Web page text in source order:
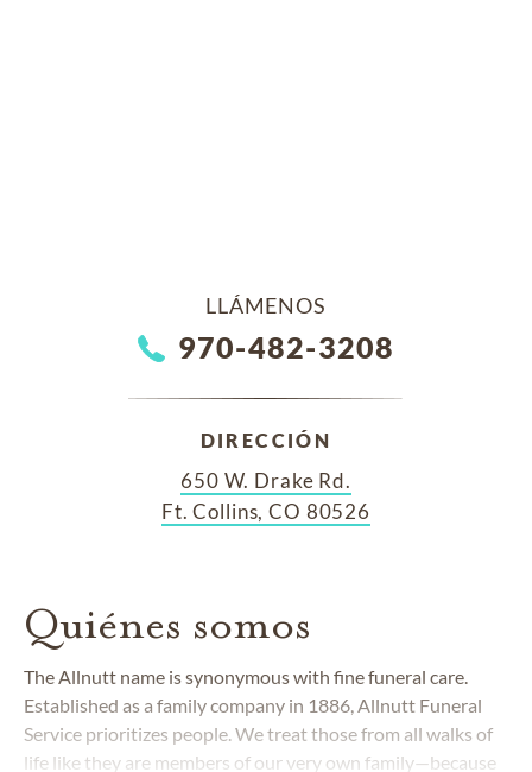
LLÁMENOS
970-482-3208
DIRECCIÓN
650 W. Drake Rd.
Ft. Collins, CO 80526
Quiénes somos
The Allnutt name is synonymous with fine funeral care.
Established as a family company in 1886, Allnutt Funeral
Service prioritizes people. We treat those from all walks of
life like they are members of our very own family—because